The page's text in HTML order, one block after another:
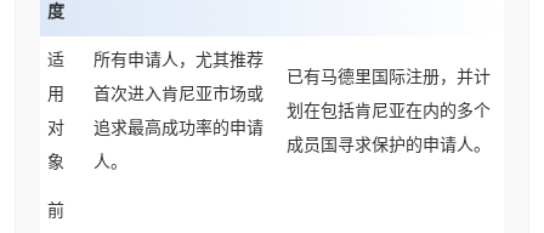
度
适
用
对
象
所有申请人，尤其推荐
首次进入肯尼亚市场或
追求最高成功率的申请
人。
已有马德里国际注册，并计
划在包括肯尼亚在内的多个
成员国寻求保护的申请人。
前